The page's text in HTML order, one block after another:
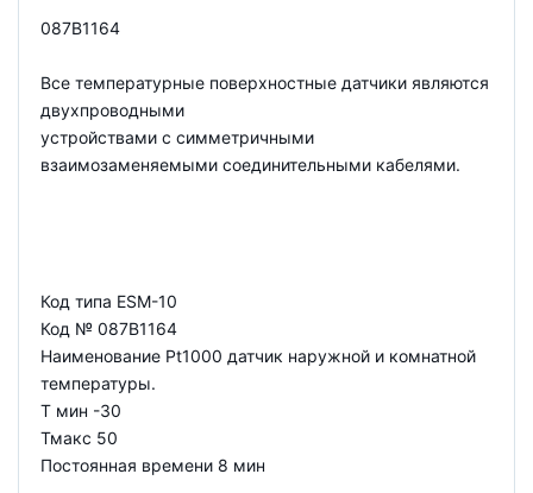
087B1164
Все температурные поверхностные датчики являются
двухпроводными
устройствами с симметричными
взаимозаменяемыми соединительными кабелями.
Код типа ESM-10
Код № 087B1164
Наименование Pt1000 датчик наружной и комнатной
температуры.
Т мин -30
Тмакс 50
Постоянная времени 8 мин